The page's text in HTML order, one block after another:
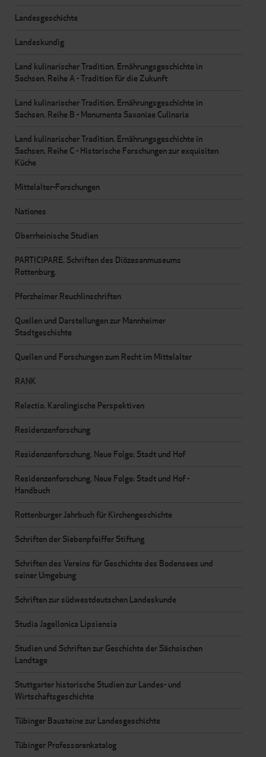
Landesgeschichte
Landeskundig
Land kulinarischer Tradition. Ernährungsgeschichte in
Sachsen. Reihe A - Tradition für die Zukunft
Land kulinarischer Tradition. Ernährungsgeschichte in
Sachsen. Reihe B - Monumenta Saxoniae Culinaria
Land kulinarischer Tradition. Ernährungsgeschichte in
Sachsen. Reihe C - Historische Forschungen zur exquisiten
Küche
Mittelalter-Forschungen
Nationes
Oberrheinische Studien
PARTICIPARE. Schriften des Diözesanmuseums
Rottenburg.
Pforzheimer Reuchlinschriften
Quellen und Darstellungen zur Mannheimer
Stadtgeschichte
Quellen und Forschungen zum Recht im Mittelalter
RANK
Relectio. Karolingische Perspektiven
Residenzenforschung
Residenzenforschung. Neue Folge: Stadt und Hof
Residenzenforschung. Neue Folge: Stadt und Hof -
Handbuch
Rottenburger Jahrbuch für Kirchengeschichte
Schriften der Siebenpfeiffer Stiftung
Schriften des Vereins für Geschichte des Bodensees und
seiner Umgebung
Schriften zur südwestdeutschen Landeskunde
Studia Jagellonica Lipsiensia
Studien und Schriften zur Geschichte der Sächsischen
Landtage
Stuttgarter historische Studien zur Landes- und
Wirtschaftsgeschichte
Tübinger Bausteine zur Landesgeschichte
Tübinger Professorenkatalog